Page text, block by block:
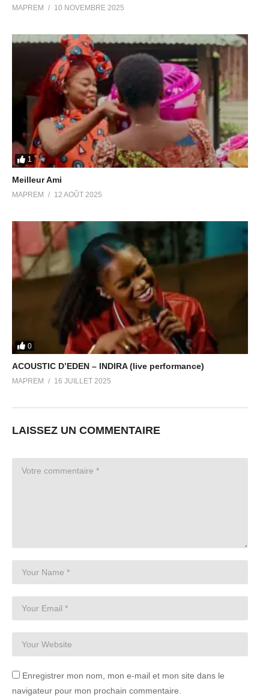
MAPREM 10 NOVEMBRE 2025
1
Meilleur Ami
MAPREM 12 AOÛT 2025
0
ACOUSTIC D’EDEN – INDIRA (live performance)
MAPREM 16 JUILLET 2025
LAISSEZ UN COMMENTAIRE
Enregistrer mon nom, mon e-mail et mon site dans le
navigateur pour mon prochain commentaire.